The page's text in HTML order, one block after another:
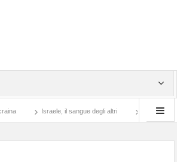
Israele, il sangue degli altri Lotta di classe…